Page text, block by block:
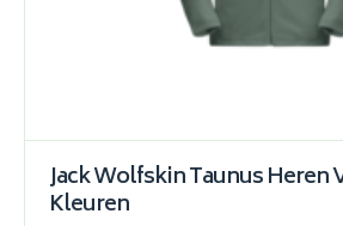
Jack Wolfskin Taunus Heren
Kleuren